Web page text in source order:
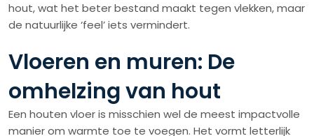
hout, wat het beter bestand maakt tegen vlekken, maar
de natuurlijke ‘feel’ iets vermindert.
Vloeren en muren: De
omhelzing van hout
Een houten vloer is misschien wel de meest impactvolle
manier om warmte toe te voegen. Het vormt letterlijk